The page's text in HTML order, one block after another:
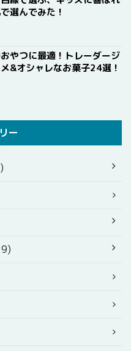
選んでみた！
やつに最適！トレーダージ
&オシャレなお菓子24選！
ー